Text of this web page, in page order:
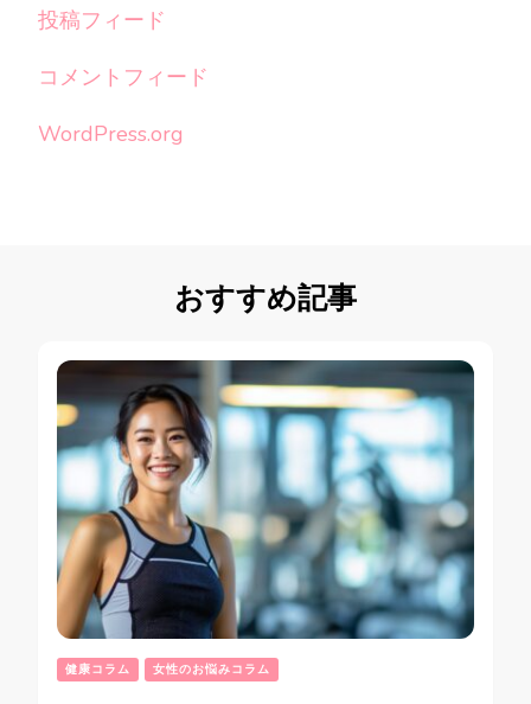
投稿フィード
コメントフィード
WordPress.org
おすすめ記事
健康コラム 女性のお悩みコラム